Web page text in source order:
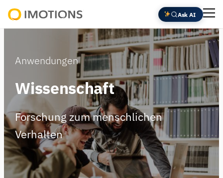
Zum
Inhalt
Powering
Ask AI
Anwendungen
Wissenschaft
Forschung zum menschlichen
Verhalten